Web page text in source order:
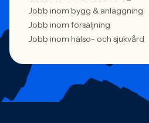
Jobb inom bygg & anläggning
Jobb inom försäljning
Jobb inom hälso- och sjukvård